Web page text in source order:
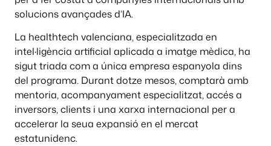
solucions avançades d’IA.
La healthtech valenciana, especialitzada en
intel·ligència artificial aplicada a imatge mèdica, ha
sigut triada com a única empresa espanyola dins
del programa. Durant dotze mesos, comptarà amb
mentoria, acompanyament especialitzat, accés a
inversors, clients i una xarxa internacional per a
accelerar la seua expansió en el mercat
estatunidenc.